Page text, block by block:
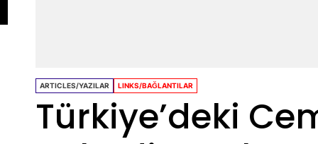
ARTICLES/YAZILAR LINKS/BAĞLANTILAR
Türkiye’deki